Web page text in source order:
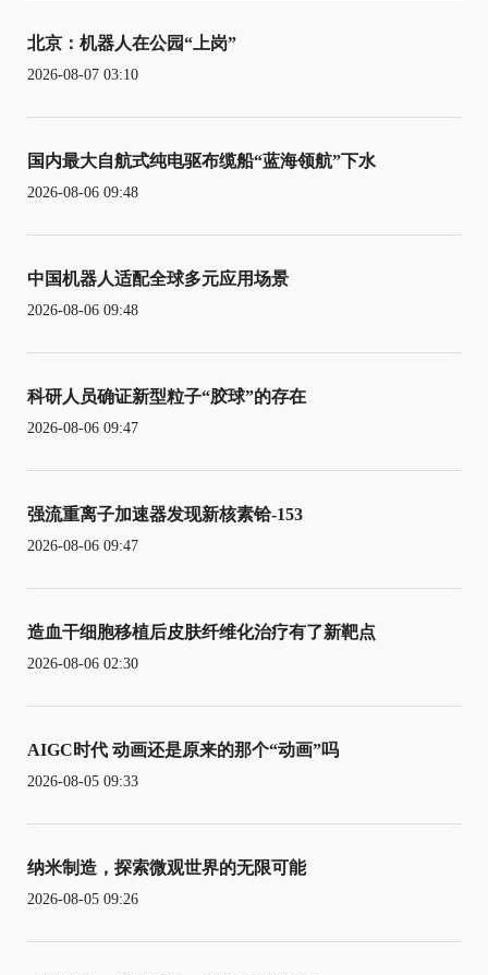
北京：机器人在公园“上岗”
2026-08-07 03:10
国内最大自航式纯电驱布缆船“蓝海领航”下水
2026-08-06 09:48
中国机器人适配全球多元应用场景
2026-08-06 09:48
科研人员确证新型粒子“胶球”的存在
2026-08-06 09:47
强流重离子加速器发现新核素铪-153
2026-08-06 09:47
造血干细胞移植后皮肤纤维化治疗有了新靶点
2026-08-06 02:30
AIGC时代 动画还是原来的那个“动画”吗
2026-08-05 09:33
纳米制造，探索微观世界的无限可能
2026-08-05 09:26